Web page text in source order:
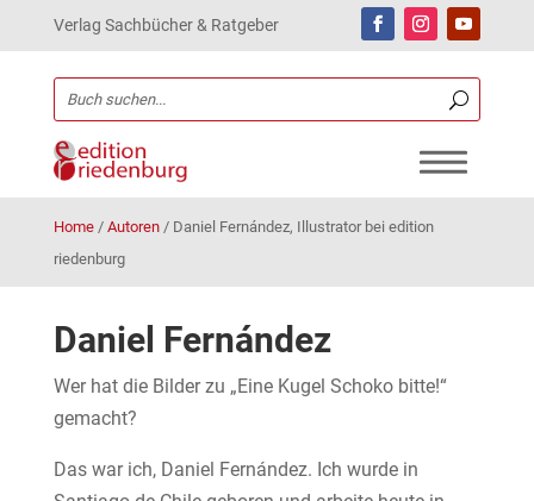
Verlag Sachbücher & Ratgeber
Home/ Autoren/ Daniel Fernández, Illustrator bei edition
riedenburg
Daniel Fernández
Wer hat die Bilder zu „Eine Kugel Schoko bitte!“
gemacht?
Das war ich, Daniel Fernández. Ich wurde in